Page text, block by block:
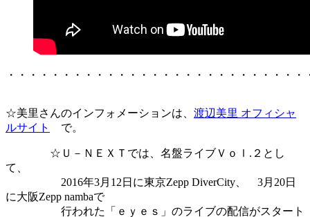
・・・・・・・・・・・・・・・・・・・・・・・・・・
☆美里さんのインフォメーションは、 渡辺美里 オフィシャ
ルサイト
で。
☆Ｕ－ＮＥＸＴでは、名盤ライブＶｏｌ.２とし
て、
2016年3月12日に東京Zepp DiverCity、 3月20日
に大阪Zepp nambaで
行われた「ｅｙｅｓ」のライブの配信がスタート